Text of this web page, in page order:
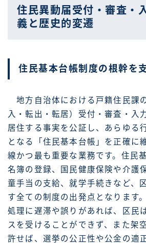
住民異動届受付・審査・
義と歴史的変遷
住民基本台帳制度の根幹を
地方自治体における戸籍住民課
入・転出・転居）受付・審査・入
居住する事実を公証し、あらゆる
となる「住民基本台帳」を正確に
線かつ最も重要な業務です。住民
名簿の登録、国民健康保険や介護
童手当の支給、就学手続きなど、
す全ての制度の出発点となります
処理に遅滞や誤りがあれば、区民
スを受けることができず、また架
許せば、選挙の公正性や公金の適